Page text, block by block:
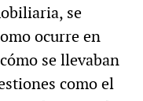
se
ocurre en
se llevaban
como el